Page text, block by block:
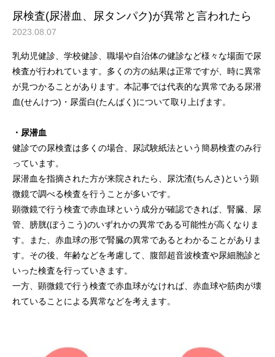
ど)
尿検査(尿潜血、尿タンパク)が異常と言われたら
2023.08.07
乳幼児健診、学校健診、職場や自治体の健診など様々な場面で尿
検査が行われています。多くの方の結果は正常ですが、時に異常
が見つかることがあります。本記事では代表的な異常である尿潜
血(せんけつ)・尿蛋白(たんぱく)について取り上げます。
・尿潜血
健診での尿検査は多くの場合、尿試験紙法という簡易検査のみ行
っています。
尿潜血を指摘された方が来院されたら、尿沈渣(ちんさ)という顕
微鏡で調べる検査を行うことが多いです。
顕微鏡で行う検査で赤血球という成分が確認できれば、腎臓、尿
管、膀胱(ぼうこう)のいずれかの異常である可能性が高くなりま
す。また、赤血球の形で腎臓の異常であるとわかることがありま
す。その後、年齢などを考慮して、腹部超音波検査や尿細胞診と
いった検査を行っていきます。
一方、顕微鏡で行う検査で赤血球がなければ、赤血球や筋肉が壊
れていることによる異常などを考えます。